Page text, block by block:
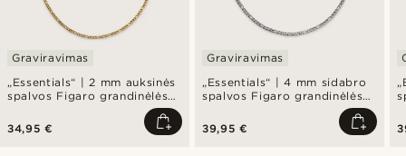
„Essentials“ | 2 mm auksinės
spalvos Figaro grandinėlės
Graviravimas
34,95 €
„Essentials“ | 4 mm sidabro
spalvos Figaro grandinėlės
Graviravimas
39,95 €